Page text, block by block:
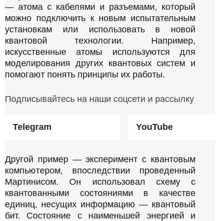
— атома с кабелями и разъемами, который
можно подключить к новым испытательным
установкам или использовать в новой
квантовой технологии. Например,
искусственные атомы используются для
моделирования других квантовых систем и
помогают понять принципы их работы.
Подписывайтесь на наши соцсети и рассылку
Telegram YouTube
Другой пример — эксперимент с квантовым
компьютером, впоследствии проведенный
Мартинисом. Он использовал схему с
квантованными состояниями в качестве
единиц, несущих информацию — квантовый
бит. Состояние с наименьшей энергией и